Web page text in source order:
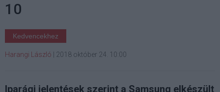
10
Kedvencekhez
Harangi László 2018 október 24. 10:00
Iparági jelentések szerint a Samsung elkészült